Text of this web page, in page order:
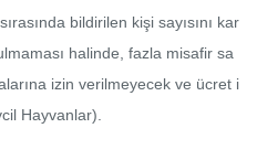
halinde, fazla misafir sa
izin verilmeyecek ve ücret i
Hayvanlar).